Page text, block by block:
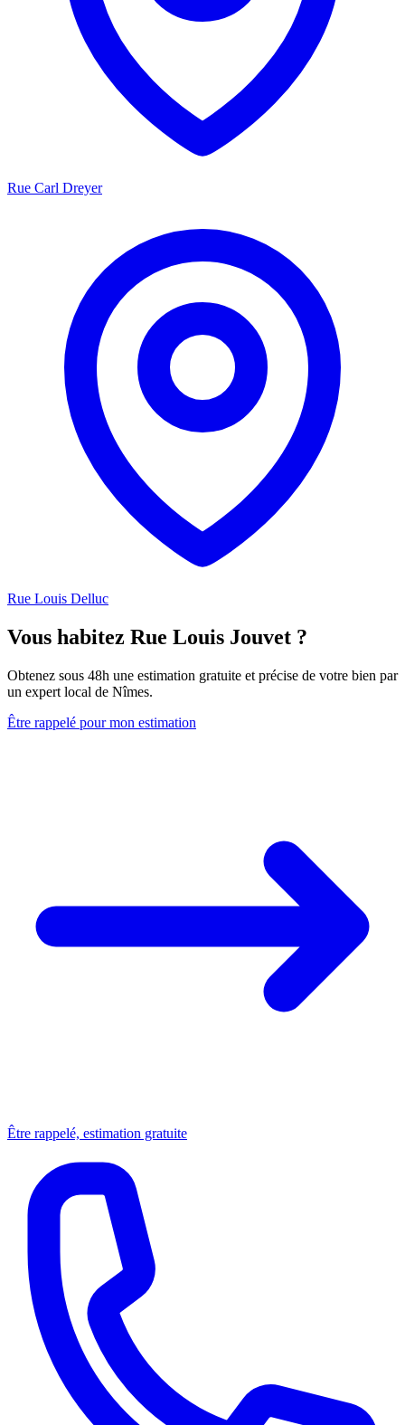
Rue Carl Dreyer
Rue Louis Delluc
Vous habitez Rue Louis Jouvet ?
Obtenez sous 48h une estimation gratuite et précise de votre bien par
un expert local de Nîmes.
Être rappelé pour mon estimation
Être rappelé, estimation gratuite